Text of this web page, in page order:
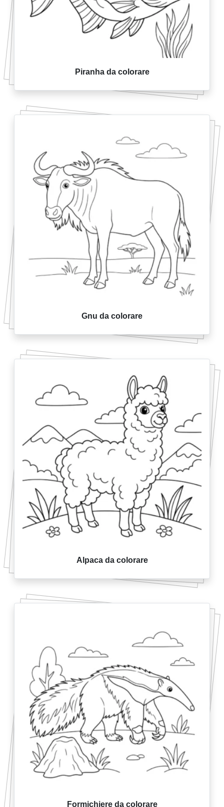
Piranha da colorare
Gnu da colorare
Alpaca da colorare
Formichiere da colorare